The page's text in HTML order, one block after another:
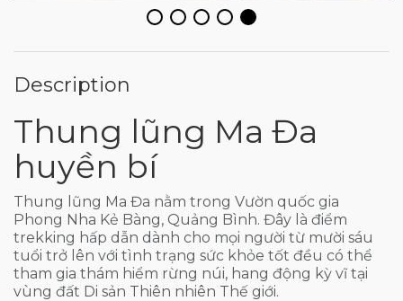
Description
Thung lũng Ma Đa
huyền bí
Thung lũng Ma Đa nằm trong Vườn quốc gia
Phong Nha Kẻ Bàng, Quảng Bình. Đây là điểm
trekking hấp dẫn dành cho mọi người từ mười sáu
tuổi trở lên với tình trạng sức khỏe tốt đều có thể
tham gia thám hiểm rừng núi, hang động kỳ vĩ tại
vùng đất Di sản Thiên nhiên Thế giới.